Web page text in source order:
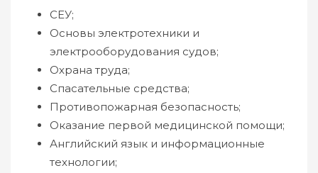
СЕУ;
Основы электротехники и
электрооборудования судов;
Охрана труда;
Спасательные средства;
Противопожарная безопасность;
Оказание первой медицинской помощи;
Английский язык и информационные
технологии;